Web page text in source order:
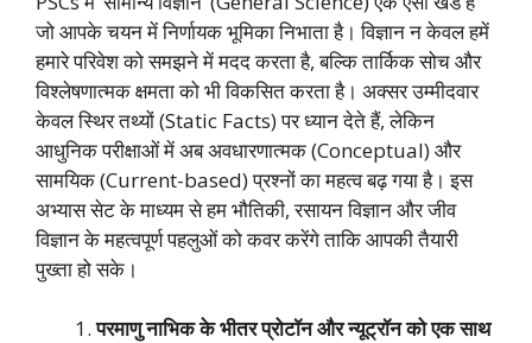
जो आपके चयन में निर्णायक भूमिका निभाता है। विज्ञान न केवल हमें
हमारे परिवेश को समझने में मदद करता है, बल्कि तार्किक सोच और
विश्लेषणात्मक क्षमता को भी विकसित करता है। अक्सर उम्मीदवार
केवल स्थिर तथ्यों (Static Facts) पर ध्यान देते हैं, लेकिन
आधुनिक परीक्षाओं में अब अवधारणात्मक (Conceptual) और
सामयिक (Current-based) प्रश्नों का महत्व बढ़ गया है। इस
अभ्यास सेट के माध्यम से हम भौतिकी, रसायन विज्ञान और जीव
विज्ञान के महत्वपूर्ण पहलुओं को कवर करेंगे ताकि आपकी तैयारी
पुख्ता हो सके।
परमाणु नाभिक के भीतर प्रोटॉन और न्यूट्रॉन को एक साथ